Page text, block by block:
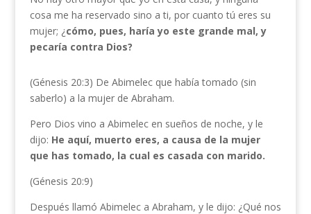
cosa me ha reservado sino a ti, por cuanto tú eres su
mujer; ¿cómo, pues, haría yo este grande mal, y
pecaría contra Dios?
(Génesis 20:3) De Abimelec que había tomado (sin
saberlo) a la mujer de Abraham.
Pero Dios vino a Abimelec en sueños de noche, y le
dijo: He aquí, muerto eres, a causa de la mujer
que has tomado, la cual es casada con marido.
(Génesis 20:9)
Después llamó Abimelec a Abraham, y le dijo: ¿Qué nos